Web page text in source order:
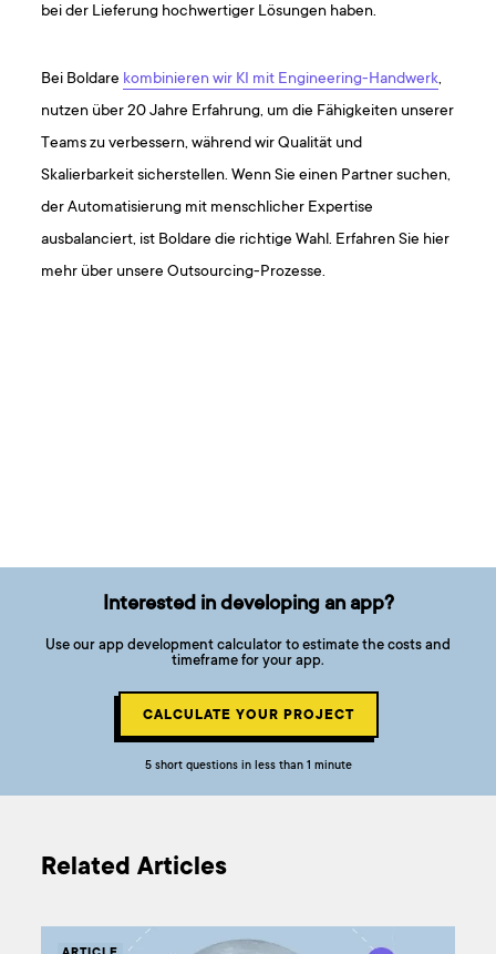
bei der Lieferung hochwertiger Lösungen haben.
Bei Boldare kombinieren wir KI mit Engineering-Handwerk,
nutzen über 20 Jahre Erfahrung, um die Fähigkeiten unserer
Teams zu verbessern, während wir Qualität und
Skalierbarkeit sicherstellen. Wenn Sie einen Partner suchen,
der Automatisierung mit menschlicher Expertise
ausbalanciert, ist Boldare die richtige Wahl. Erfahren Sie hier
mehr über unsere Outsourcing-Prozesse.
Interested in developing an app?
Use our app development calculator to estimate the costs and
timeframe for your app.
CALCULATE YOUR PROJECT
5 short questions in less than 1 minute
Related Articles